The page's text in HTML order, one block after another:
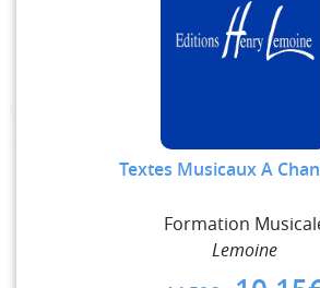
Textes Musicaux A
Formation
Lemoine